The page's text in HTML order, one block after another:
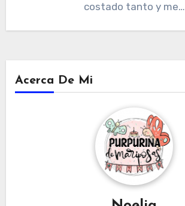
costado tanto y me…
Acerca De Mi